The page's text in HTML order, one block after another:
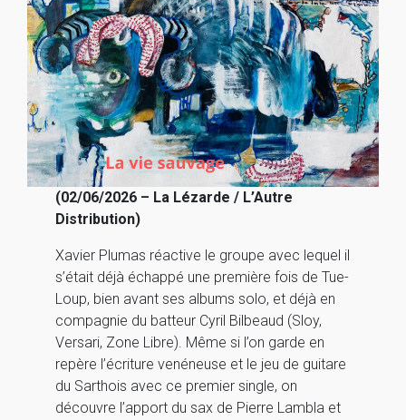
(02/06/2026 – La Lézarde / L’Autre
Distribution)
Xavier Plumas réactive le groupe avec lequel il
s’était déjà échappé une première fois de Tue-
Loup, bien avant ses albums solo, et déjà en
compagnie du batteur Cyril Bilbeaud (Sloy,
Versari, Zone Libre). Même si l’on garde en
repère l’écriture venéneuse et le jeu de guitare
du Sarthois avec ce premier single, on
découvre l’apport du sax de Pierre Lambla et